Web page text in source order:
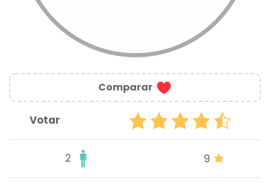
Comparar
Votar
2 9